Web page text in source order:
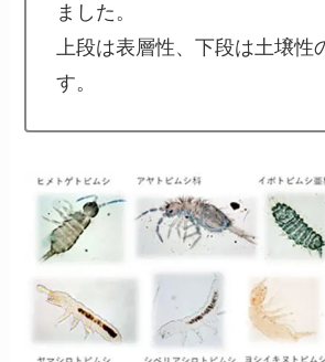
ました。
上段は表層性、下段は土壌性
す。